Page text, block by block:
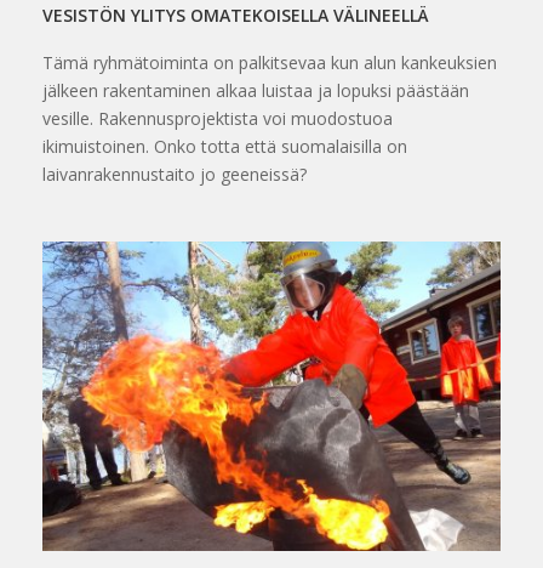
VESISTÖN YLITYS OMATEKOISELLA VÄLINEELLÄ
Tämä ryhmätoiminta on palkitsevaa kun alun kankeuksien
jälkeen rakentaminen alkaa luistaa ja lopuksi päästään
vesille. Rakennusprojektista voi muodostuoa
ikimuistoinen. Onko totta että suomalaisilla on
laivanrakennustaito jo geeneissä?